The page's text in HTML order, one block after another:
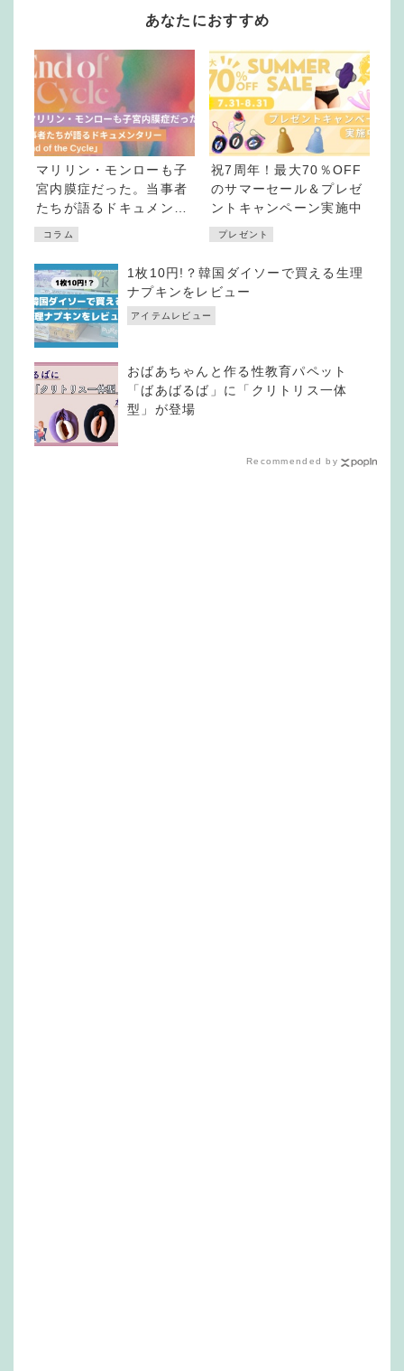
あなたにおすすめ
マリリン・モンローも子
宮内膜症だった。当事者
たちが語るドキュメンタ
リー「End of the
Cycle」
コラム
祝7周年！最大70％OFF
のサマーセール＆プレゼ
ントキャンペーン実施中
プレゼント
1枚10円!？韓国ダイソーで買える生理
ナプキンをレビュー
アイテムレビュー
おばあちゃんと作る性教育パペット
「ばあばるば」に「クリトリス一体
型」が登場
Recommended by